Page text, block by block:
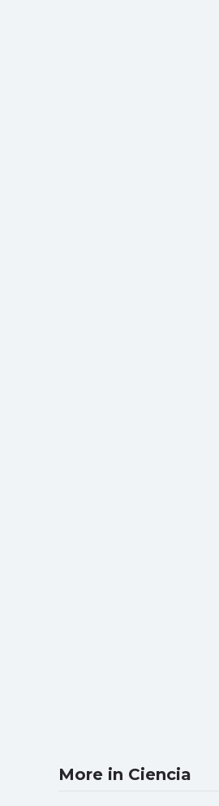
More in Ciencia